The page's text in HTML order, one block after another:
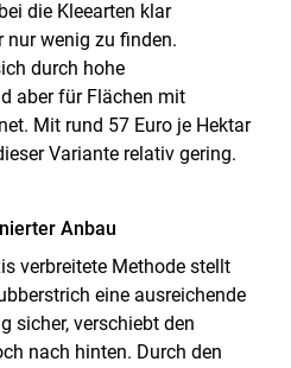
die Kleearten klar
nur wenig zu finden.
durch hohe
aber für Flächen mit
Mit rund 57 Euro je Hektar
Variante relativ gering.
Anbau
verbreitete Methode stellt
eine ausreichende
sicher, verschiebt den
nach hinten. Durch den